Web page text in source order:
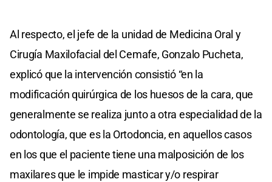
Al respecto, el jefe de la unidad de Medicina Oral y
Cirugía Maxilofacial del Cemafe, Gonzalo Pucheta,
explicó que la intervención consistió “en la
modificación quirúrgica de los huesos de la cara, que
generalmente se realiza junto a otra especialidad de la
odontología, que es la Ortodoncia, en aquellos casos
en los que el paciente tiene una malposición de los
maxilares que le impide masticar y/o respirar